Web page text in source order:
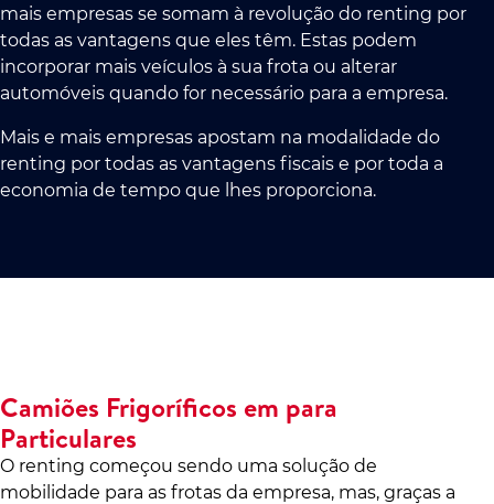
mais empresas se somam à revolução do renting por
todas as vantagens que eles têm. Estas podem
incorporar mais veículos à sua frota ou alterar
automóveis quando for necessário para a empresa.
Mais e mais empresas apostam na modalidade do
renting por todas as vantagens fiscais e por toda a
economia de tempo que lhes proporciona.
Camiões Frigoríficos em para
Particulares
O renting começou sendo uma solução de
mobilidade para as frotas da empresa, mas, graças a